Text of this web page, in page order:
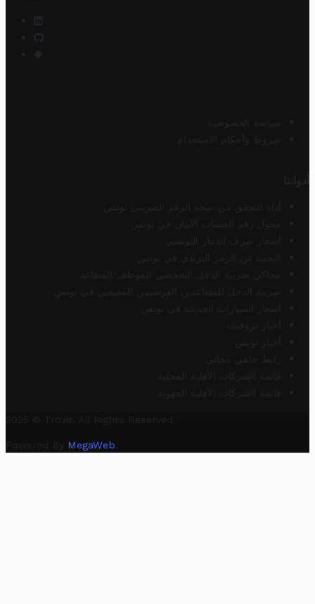
سياسة الخصوصية
شروط وأحكام الاستخدام
أدواتنا
أداة التحقق من صحة الرقم الضريبي تونس
محول رقم الحساب الآيبان في تونس
أسعار صرف الدينار التونسي
البحث عن الرمز البريدي في تونس
محاكي ضريبة الدخل الشخصي للموظف/المتقاعد
ضريبة الدخل للمتقاعدين الفرنسيين المقيمين في تونس
أسعار السيارات الجديدة في تونس
أخبار تروفيت
أخبار تونس
رابط خلفي مجاني
قائمة الشركات الأهلية المحلية
قائمة الشركات الأهلية الجهوية
2025 © Trovit. All Rights Reserved.
Powered By MegaWeb